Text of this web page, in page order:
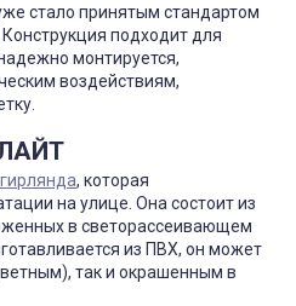
стало принятым стандартом
подходит для
монтируется,
воздействиям,
, которая
на улице. Она состоит из
в светорассеивающем
из ПВХ, он может
так и окрашенным в